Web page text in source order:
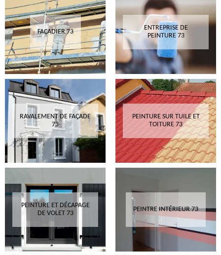
FAÇADIER 73
ENTREPRISE DE
PEINTURE 73
RAVALEMENT DE FAÇADE
73
PEINTURE SUR TUILE ET
TOITURE 73
PEINTURE ET DÉCAPAGE
DE VOLET 73
PEINTRE INTÉRIEUR 73